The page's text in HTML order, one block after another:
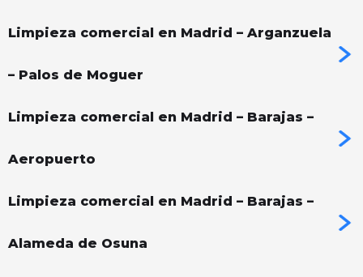
Limpieza comercial en Madrid – Arganzuela
– Palos de Moguer
Limpieza comercial en Madrid – Barajas –
Aeropuerto
Limpieza comercial en Madrid – Barajas –
Alameda de Osuna